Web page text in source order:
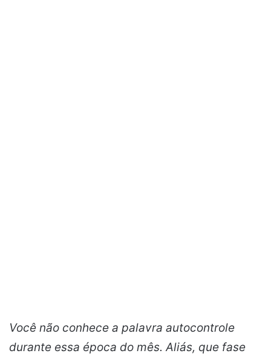
Você não conhece a palavra autocontrole
durante essa época do mês. Aliás, que fase